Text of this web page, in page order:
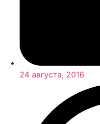
24 августа, 2016